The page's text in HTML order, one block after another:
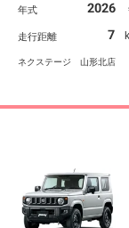
ートライト 純正１６
ンチＡＷ 電動格納ミラ
ー
年式 2026
走行距離 7
ネクステージ 山形北店